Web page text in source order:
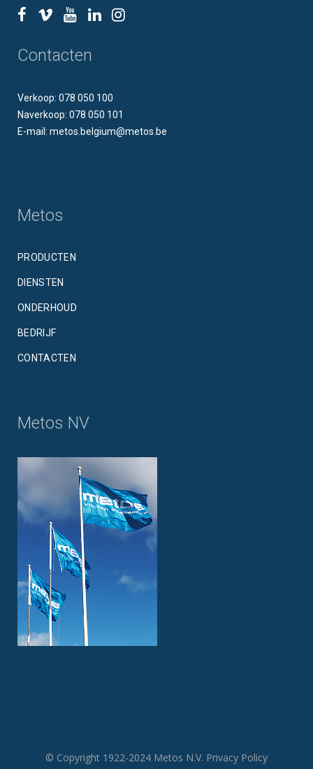
Contacten
Verkoop: 078 050 100
Naverkoop: 078 050 101
E-mail: metos.belgium@metos.be
Metos
PRODUCTEN
DIENSTEN
ONDERHOUD
BEDRIJF
CONTACTEN
Metos NV
© Copyright 1922-2024 Metos N.V. Privacy Policy